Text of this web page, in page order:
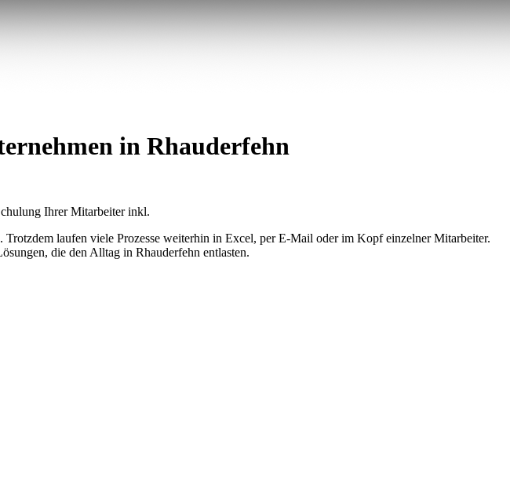
in Rhauderfehn
Ihrer Mitarbeiter inkl.
laufen viele Prozesse weiterhin in Excel, per E-Mail oder im Kopf einzelner Mitarbeiter.
die den Alltag in Rhauderfehn entlasten.